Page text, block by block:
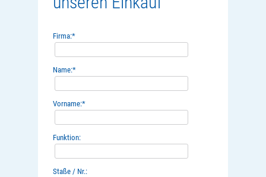
Firma:*
Name:*
Vorname:*
Funktion:
Staße / Nr.: